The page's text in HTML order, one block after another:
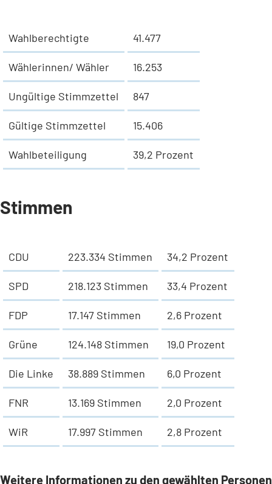
Wahlberechtigte 41.477
Wählerinnen/ Wähler 16.253
Ungültige Stimmzettel 847
Gültige Stimmzettel 15.406
Wahlbeteiligung 39,2 Prozent
Stimmen
CDU 223.334 Stimmen 34,2 Prozent
SPD 218.123 Stimmen 33,4 Prozent
FDP 17.147 Stimmen 2,6 Prozent
Grüne 124.148 Stimmen 19,0 Prozent
Die Linke 38.889 Stimmen 6,0 Prozent
FNR 13.169 Stimmen 2,0 Prozent
WiR 17.997 Stimmen 2,8 Prozent
Weitere Informationen zu den gewählten Personen